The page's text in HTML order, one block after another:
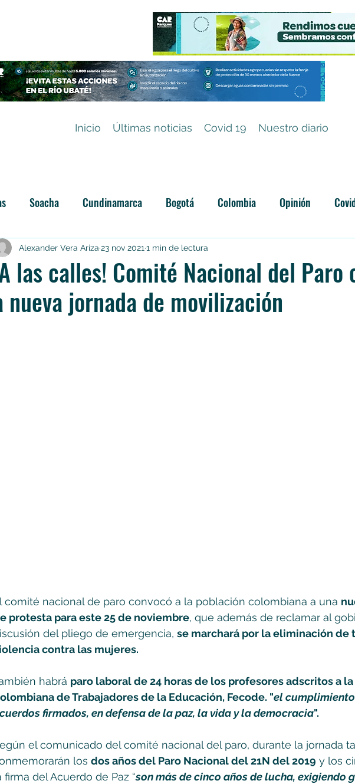
Inicio Últimas noticias Covid 19 Nuestro diario
Soacha Cundinamarca Bogotá Colombia Opinión
soachunidades Categoría sin título
las calles! Comité Nacional del Paro
nueva jornada de movilización
Alexander Vera Ariza 23 nov 2021 1 min de lectura
comité nacional de paro convocó a la población colombiana a una
protesta para este 25 de noviembre, que además de reclamar al
del pliego de emergencia, se marchará por la eliminación de
contra las mujeres.
habrá paro laboral de 24 horas de los profesores adscritos a
de Trabajadores de la Educación, Fecode. "el
firmados, en defensa de la paz, la vida y la democracia".
el comunicado del comité nacional del paro, durante la jornada
los dos años del Paro Nacional del 21N del 2019 y los
firma del Acuerdo de Paz “son más de cinco años de lucha, exigiendo